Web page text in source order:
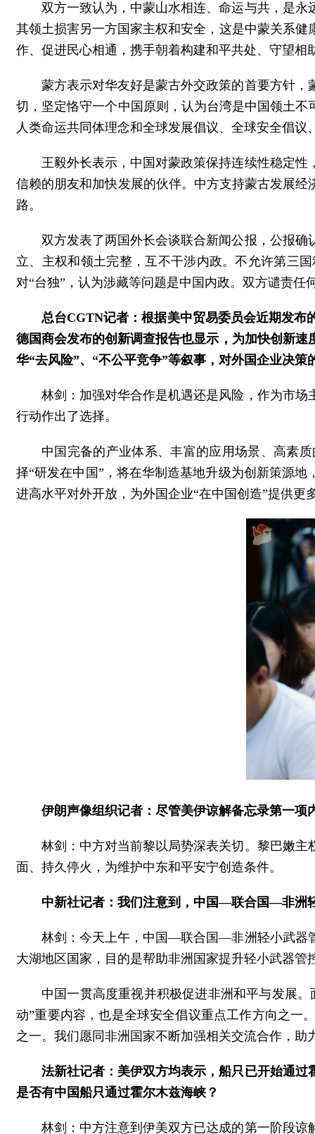
双方一致认为，中蒙山水相连、命运与共，是
其领土损害另一方国家主权和安全，这是中蒙关系
作、促进民心相通，携手朝着构建和平共处、守望
蒙方表示对华友好是蒙古外交政策的首要方针
切，坚定恪守一个中国原则，认为台湾是中国领土
人类命运共同体理念和全球发展倡议、全球安全倡议
王毅外长表示，中国对蒙政策保持连续性稳定
信赖的朋友和加快发展的伙伴。中方支持蒙古发展
路。
双方发表了两国外长会谈联合新闻公报，公报
立、主权和领土完整，互不干涉内政。不允许第三
对“台独”，认为涉藏等问题是中国内政。双方谴责
总台CGTN记者：根据美中贸易委员会近期发布
德国商会发布的创新调查报告也显示，为加快创新
华“去风险”、“不公平竞争”等叙事，对外国企业决
林剑：加强对华合作是机遇还是风险，作为市
行动作出了选择。
中国完备的产业体系、丰富的应用场景、高素
择“研发在中国”，将在华制造基地升级为创新策源
进高水平对外开放，为外国企业“在中国创造”提供更
伊朗声像组织记者：尽管美伊谅解备忘录第一
林剑：中方对当前黎以局势深表关切。黎巴嫩
面、持久停火，为维护中东和平安宁创造条件。
中新社记者：我们注意到，中国—联合国—非洲
林剑：今天上午，中国—联合国—非洲轻小武器
大湖地区国家，目的是帮助非洲国家提升轻小武器
中国一贯高度重视并积极促进非洲和平与发展
动”重要内容，也是全球安全倡议重点工作方向之一
之一。我们愿同非洲国家不断加强相关交流合作，助
法新社记者：美伊双方均表示，船只已开始通
是否有中国船只通过霍尔木兹海峡？
林剑：中方注意到伊美双方已达成的第一阶段